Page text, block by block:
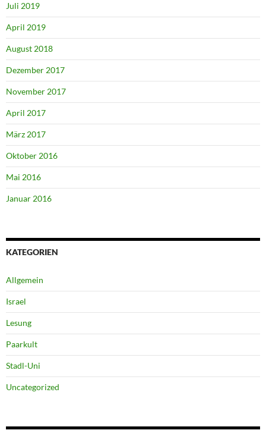
Juli 2019
April 2019
August 2018
Dezember 2017
November 2017
April 2017
März 2017
Oktober 2016
Mai 2016
Januar 2016
KATEGORIEN
Allgemein
Israel
Lesung
Paarkult
Stadl-Uni
Uncategorized